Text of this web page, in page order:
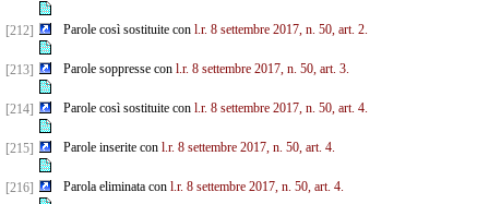
[212] Parole così sostituite con l.r. 8 settembre 2017, n. 50, art. 2.
[213] Parole soppresse con l.r. 8 settembre 2017, n. 50, art. 3.
[214] Parole così sostituite con l.r. 8 settembre 2017, n. 50, art. 4.
[215] Parole inserite con l.r. 8 settembre 2017, n. 50, art. 4.
[216] Parola eliminata con l.r. 8 settembre 2017, n. 50, art. 4.